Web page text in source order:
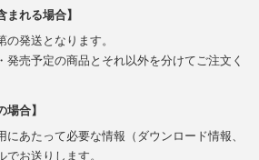
まれる場合】
発送となります。
発売予定の商品とそれ以外を分けてご注文く
場合】
にあたって必要な情報（ダウンロード情報、
お送りします。